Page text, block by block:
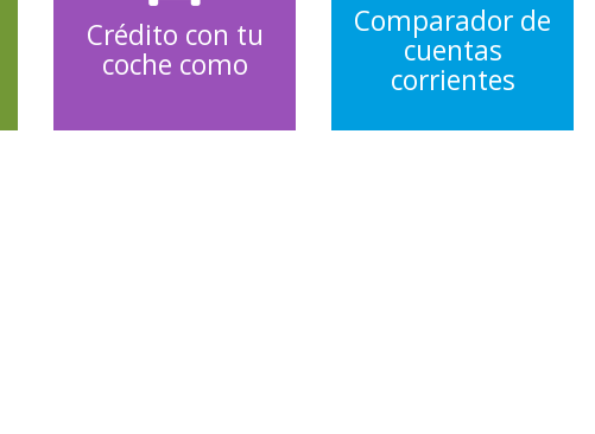
Crédito con tu
coche como
Comparador de
cuentas
corrientes